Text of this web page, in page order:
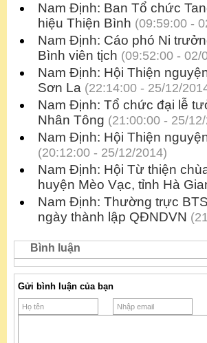
Nam Định: Ban Tổ chức
hiệu Thiện Bình (09:59:00 -
Nam Định: Cáo phó Ni
Bình viên tịch (09:52:00 - 02/
Nam Định: Hội Thiện
Sơn La (22:14:00 - 25/12/
Nam Định: Tổ chức đại lễ
Nhân Tông (21:00:00 - 25/
Nam Định: Hội Thiện
(20:12:00 - 25/12/2014)
Nam Định: Hội Từ thiện
huyện Mèo Vạc, tỉnh Hà
Nam Định: Thường trực
ngày thành lập QĐNDVN
Bình luận
Gửi bình luận của bạn